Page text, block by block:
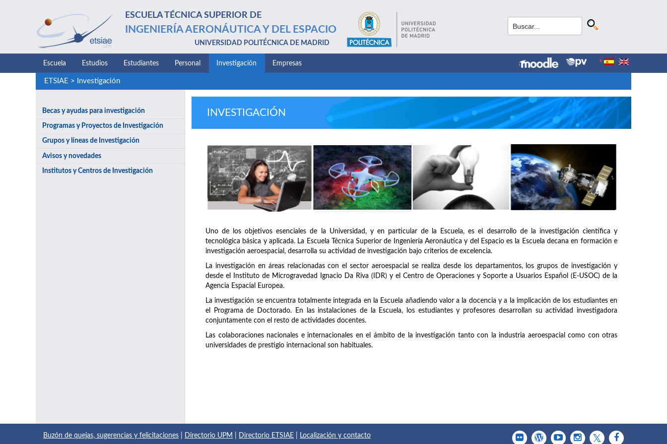
ESCUELA TÉCNICA SUPERIOR DE
INGENIERÍA AERONÁUTICA Y DEL ESPACIO
UNIVERSIDAD POLITÉCNICA DE MADRID
Escuela Estudios Estudiantes Personal Investigación Empresas
ETSIAE > Investigación
Becas y ayudas para investigación
Programas y Proyectos de Investigación
Grupos y líneas de Investigación
Avisos y novedades
Institutos y Centros de Investigación
INVESTIGACIÓN
Uno de los objetivos esenciales de la Universidad, y en particular de la Escuela, es el desarrollo de la investigación científica y
tecnológica básica y aplicada. La Escuela Técnica Superior de Ingeniería Aeronáutica y del Espacio es la Escuela decana en formación e
investigación aeroespacial, desarrolla su actividad de investigación bajo criterios de excelencia.
La investigación en áreas relacionadas con el sector aeroespacial se realiza desde los departamentos, los grupos de investigación y
desde el Instituto de Microgravedad Ignacio Da Riva (IDR) y el Centro de Operaciones y Soporte a Usuarios Español (E-USOC) de la
Agencia Espacial Europea.
La investigación se encuentra totalmente integrada en la Escuela añadiendo valor a la docencia y a la implicación de los estudiantes en
el Programa de Doctorado. En las instalaciones de la Escuela, los estudiantes y profesores desarrollan su actividad investigadora
conjuntamente con el resto de actividades docentes.
Las colaboraciones nacionales e internacionales en el ámbito de la investigación tanto con la industria aeroespacial como con otras
universidades de prestigio internacional son habituales.
Buzón de quejas, sugerencias y felicitaciones Directorio UPM Directorio ETSIAE Localización y contacto